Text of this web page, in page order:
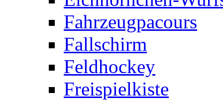
Fahrzeugpacours
Fallschirm
Feldhockey
Freispielkiste